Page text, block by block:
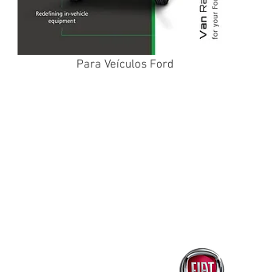
Para Veículos Ford